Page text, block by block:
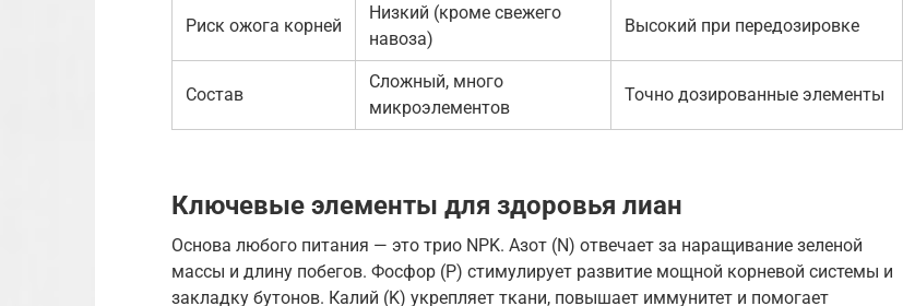
Риск ожога корней
Низкий (кроме свежего
навоза)
Высокий при передозировке
Состав
Сложный, много
микроэлементов
Точно дозированные элементы
Ключевые элементы для здоровья лиан
Основа любого питания — это трио NPK. Азот (N) отвечает за наращивание зеленой
массы и длину побегов. Фосфор (P) стимулирует развитие мощной корневой системы и
закладку бутонов. Калий (K) укрепляет ткани, повышает иммунитет и помогает